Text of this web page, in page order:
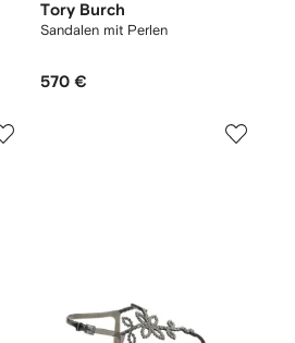
Tory Burch
Sandalen mit Perlen
570 €